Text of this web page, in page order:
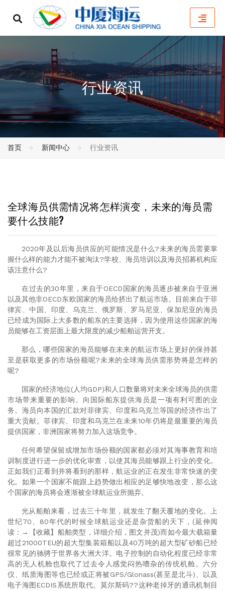
行业资讯
首页 新闻中心 行业资讯
全球海员供需情况将怎样演变，未来的海员需
要什么技能?
2020年及以后海员供应的可能情况是什么?未来的海员需要掌
握什么样的能力才能不被淘汰?学校、海员培训以及海员招募机构应
该注意什么?
在过去的30年里，来自于OECD 国家的海员逐步被来自于亚洲
以及其他非OECD东欧国家的海员给挤出了航运市场。目前来自于菲
律宾、中国、印度、乌克兰、俄罗斯、罗马尼亚、保加尼亚的海员
已经成为国际上大多数的船东的主要选择，因为使用这些国家的海
员能够在工资层面上最大限度的减少船舶运营开支。
那么，哪些国家的海员能够在未来的航运市场上更好的保持甚
至是获取更多的市场份额呢?未来的全球海员供需形势将是怎样的
呢?
国家的经济地位(人均GDP)和人口数量将对未来全球海员的供需
市场带来重要的影响。向国际船东提供海员是一项有利可图的业
务。海员向本国的汇款对菲律宾、印度和乌克兰等国的经济作出了
重大贡献。菲律宾、印度和乌克兰在未来10年仍将是最重要的海员
提供国家，非洲国家将努力加入这场竞争。
任何希望保留或增加市场份额的国家都必须对其海事教育和培
训制度进行进一步的优化审查，以使其海员能够跟上行业的变化。
正如我们正看到并将看到的那样，航运业的正在发生非常快速的变
化。如果一个国家不能跟上趋势做出相应的足够快地改变，那么这
个国家的海员将会逐渐被全球航运业所抛弃。
光从船舶来看，过去三十年里，就发生了翻天覆地的变化。上
世纪70、 80年代的时候全球航运业还是杂货船的天下， (延伸阅
读：→【收藏】船舶类型，详细介绍，图文并茂)而如今最大载箱量
超过21000TEU的超大型集装箱船以及40万吨的超大型矿砂船已经
很常见的驰骋于世界各大洲大洋。电子控制的自动化程度已经非常
高的无人机舱也取代了过去令人感觉闷热嘈杂的传统机舱。六分
仪、纸质海图等也已经或正将被GPS/Glonass(甚至是北斗)、以及
电子海图ECDIS系统所取代。莫尔斯码??这种老掉牙的通讯机制目